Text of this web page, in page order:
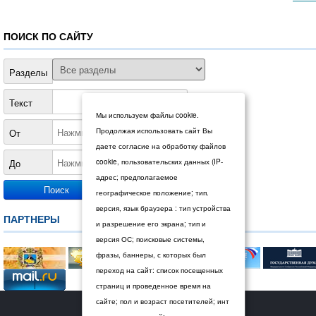
ПОИСК ПО САЙТУ
Разделы
Текст
От
До
ПАРТНЕРЫ
© 2026 Дума Ставропольского края.
Мы используем файлы cookie.
Продолжая использовать сайт Вы
даете согласие на обработку файлов
cookie, пользовательских данных (IP-
адрес; предполагаемое
географическое положение; тип.
версия, язык браузера : тип устройства
и разрешение его экрана; тип и
версия ОС; поисковые системы,
фразы, баннеры, с которых был
переход на сайт: список посещенных
страниц и проведенное время на
сайте; пол и возраст посетителей; инт